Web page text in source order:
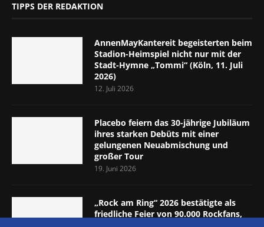
TIPPS DER REDAKTION
AnnenMayKantereit begeisterten beim
Stadion-Heimspiel nicht nur mit der
Stadt-Hymne „Tommi“ (Köln, 11. Juli
2026)
12. Juli 2026
Placebo feiern das 30-jährige Jubiläum
ihres starken Debüts mit einer
gelungenen Neuabmischung und
großer Tour
19. Juni 2026
„Rock am Ring“ 2026 bestätigte als
friedliche Feier von 90.000 Rockfans,